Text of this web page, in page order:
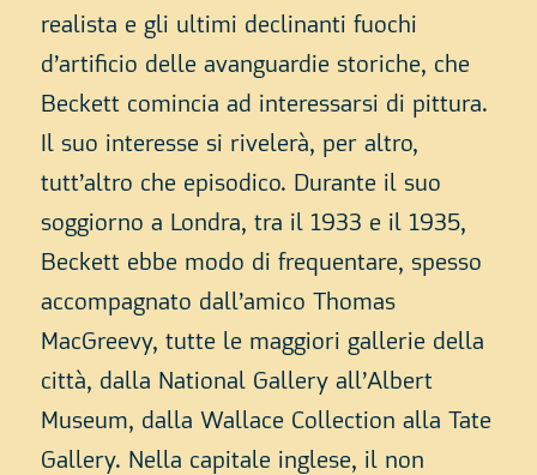
realista e gli ultimi declinanti fuochi
d’artificio delle avanguardie storiche, che
Beckett comincia ad interessarsi di pittura.
Il suo interesse si rivelerà, per altro,
tutt’altro che episodico. Durante il suo
soggiorno a Londra, tra il 1933 e il 1935,
Beckett ebbe modo di frequentare, spesso
accompagnato dall’amico Thomas
MacGreevy, tutte le maggiori gallerie della
città, dalla National Gallery all’Albert
Museum, dalla Wallace Collection alla Tate
Gallery. Nella capitale inglese, il non